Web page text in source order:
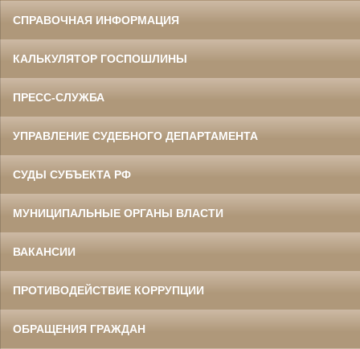
СПРАВОЧНАЯ ИНФОРМАЦИЯ
КАЛЬКУЛЯТОР ГОСПОШЛИНЫ
ПРЕСС-СЛУЖБА
УПРАВЛЕНИЕ СУДЕБНОГО ДЕПАРТАМЕНТА
СУДЫ СУБЪЕКТА РФ
МУНИЦИПАЛЬНЫЕ ОРГАНЫ ВЛАСТИ
ВАКАНСИИ
ПРОТИВОДЕЙСТВИЕ КОРРУПЦИИ
ОБРАЩЕНИЯ ГРАЖДАН